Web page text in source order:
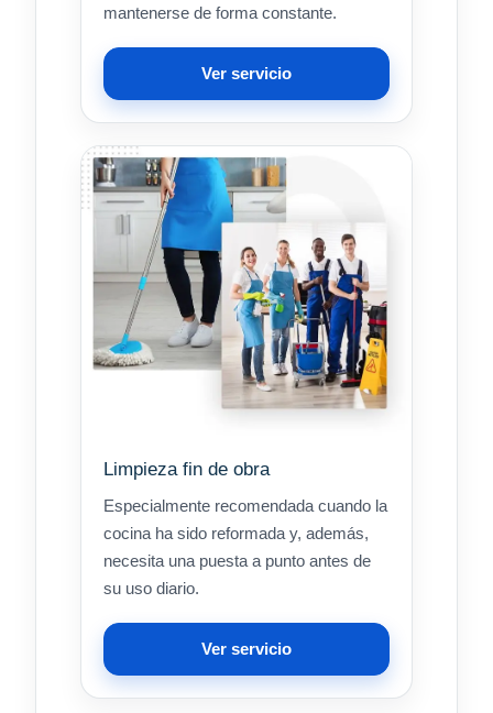
mantenerse de forma constante.
Ver servicio
Limpieza fin de obra
Especialmente recomendada cuando la
cocina ha sido reformada y, además,
necesita una puesta a punto antes de
su uso diario.
Ver servicio